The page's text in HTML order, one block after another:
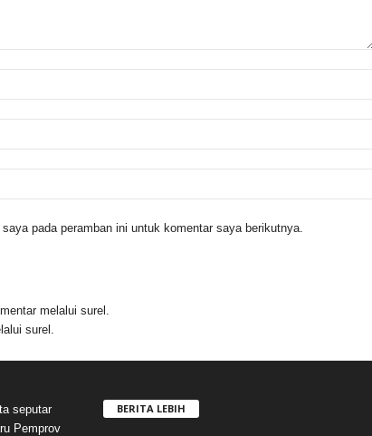
pada peramban ini untuk komentar saya berikutnya.
melalui surel.
surel.
seputar
Pemprov
BERITA LEBIH